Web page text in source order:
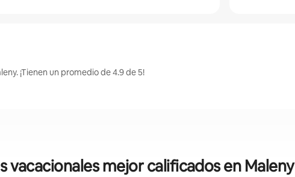
¡Tienen un promedio de 4.9 de 5!
vacacionales mejor calificados en Maleny